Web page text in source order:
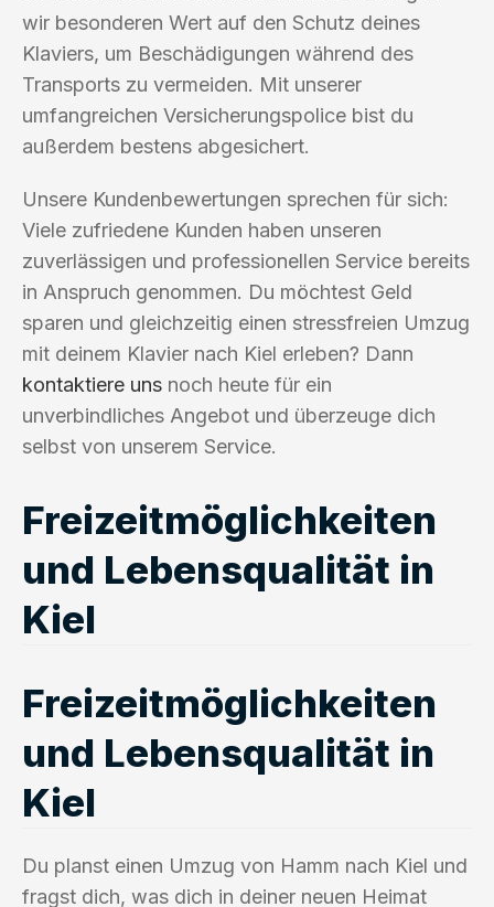
wir besonderen Wert auf den Schutz deines
Klaviers, um Beschädigungen während des
Transports zu vermeiden. Mit unserer
umfangreichen Versicherungspolice bist du
außerdem bestens abgesichert.
Unsere Kundenbewertungen sprechen für sich:
Viele zufriedene Kunden haben unseren
zuverlässigen und professionellen Service bereits
in Anspruch genommen. Du möchtest Geld
sparen und gleichzeitig einen stressfreien Umzug
mit deinem Klavier nach Kiel erleben? Dann
kontaktiere uns noch heute für ein
unverbindliches Angebot und überzeuge dich
selbst von unserem Service.
Freizeitmöglichkeiten
und Lebensqualität in
Kiel
Freizeitmöglichkeiten
und Lebensqualität in
Kiel
Du planst einen Umzug von Hamm nach Kiel und
fragst dich, was dich in deiner neuen Heimat